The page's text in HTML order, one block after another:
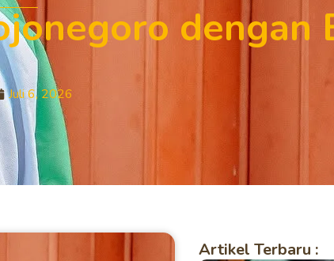
dengan
Juli 6, 2026
Artikel Terbaru :